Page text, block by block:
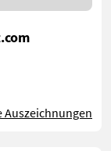
Auszeichnungen